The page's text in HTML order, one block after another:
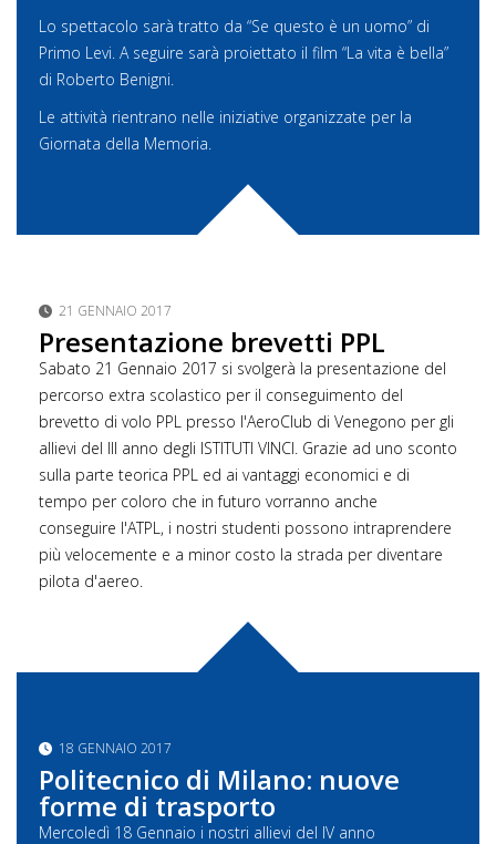
Lo spettacolo sarà tratto da “Se questo è un uomo” di
Primo Levi. A seguire sarà proiettato il film “La vita è bella”
di Roberto Benigni.
Le attività rientrano nelle iniziative organizzate per la
Giornata della Memoria.
21 GENNAIO 2017
Presentazione brevetti PPL
Sabato 21 Gennaio 2017 si svolgerà la presentazione del
percorso extra scolastico per il conseguimento del
brevetto di volo PPL presso l'AeroClub di Venegono per gli
allievi del III anno degli ISTITUTI VINCI. Grazie ad uno sconto
sulla parte teorica PPL ed ai vantaggi economici e di
tempo per coloro che in futuro vorranno anche
conseguire l'ATPL, i nostri studenti possono intraprendere
più velocemente e a minor costo la strada per diventare
pilota d'aereo.
18 GENNAIO 2017
Politecnico di Milano: nuove
forme di trasporto
Mercoledì 18 Gennaio i nostri allievi del IV anno